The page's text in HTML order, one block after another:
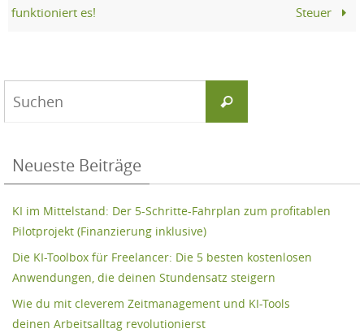
funktioniert es!
Steuer
Suchen
Neueste Beiträge
KI im Mittelstand: Der 5-Schritte-Fahrplan zum profitablen
Pilotprojekt (Finanzierung inklusive)
Die KI-Toolbox für Freelancer: Die 5 besten kostenlosen
Anwendungen, die deinen Stundensatz steigern
Wie du mit cleverem Zeitmanagement und KI-Tools
deinen Arbeitsalltag revolutionierst